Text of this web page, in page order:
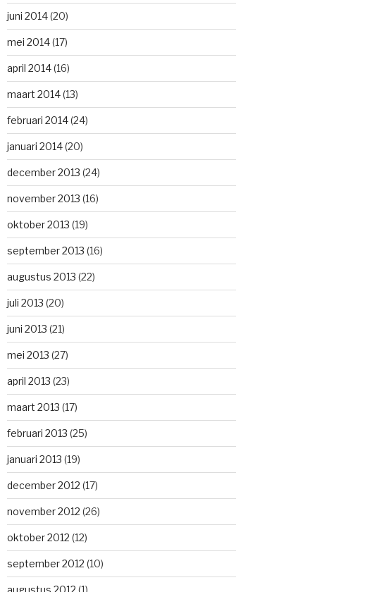
juni 2014(20)
mei 2014(17)
april 2014(16)
maart 2014(13)
februari 2014(24)
januari 2014(20)
december 2013 (24)
november 2013 (16)
oktober 2013 (19)
september 2013 (16)
augustus 2013 (22)
juli 2013 (20)
juni 2013 (21)
mei 2013 (27)
april 2013 (23)
maart 2013 (17)
februari 2013 (25)
januari 2013 (19)
december 2012 (17)
november 2012 (26)
oktober 2012 (12)
september 2012 (10)
augustus 2012 (1)